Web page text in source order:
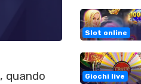
, quando
Slot online
Giochi live